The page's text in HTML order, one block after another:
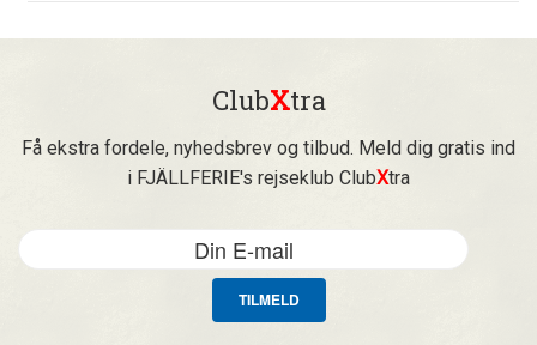
ClubXtra
Få ekstra fordele, nyhedsbrev og tilbud. Meld dig gratis ind
i FJÄLLFERIE's rejseklub ClubXtra
TILMELD